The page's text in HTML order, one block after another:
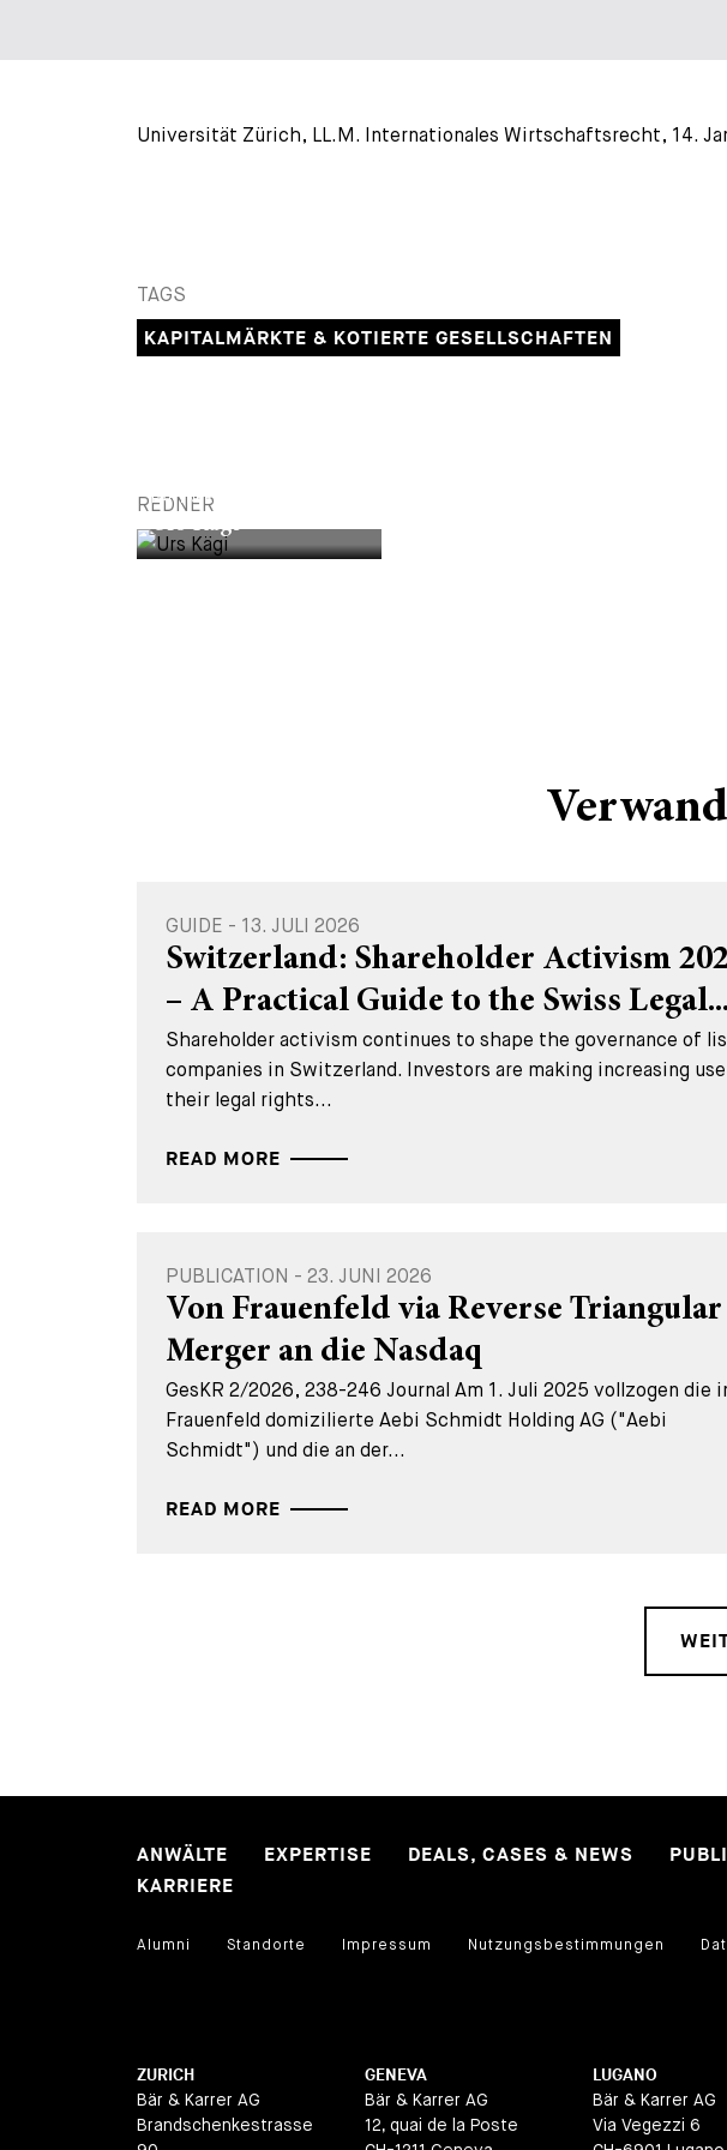
Universität Zürich, LL.M. Internationales Wirtschaftsrecht, 14.
TAGS
KAPITALMÄRKTE & KOTIERTE GESELLSCHAFTEN
REDNER
PARTNER
Urs Kägi
GUIDE - 13. JULI 2026
Switzerland: Shareholder Activism
– A Practical Guide to the Swiss Legal...
Shareholder activism continues to shape the governance of
companies in Switzerland. Investors are making increasing
their legal rights...
READ MORE
PUBLICATION - 23. JUNI 2026
Von Frauenfeld via Reverse Triangular
Merger an die Nasdaq
GesKR 2/2026, 238-246 Journal Am 1. Juli 2025 vollzogen die
Frauenfeld domizilierte Aebi Schmidt Holding AG ("Aebi
Schmidt") und die an der...
READ MORE
ANWÄLTE EXPERTISE DEALS, CASES & NEWS
KARRIERE
Alumni Standorte Impressum Nutzungsbestimmungen
ZURICH
Bär & Karrer AG
Brandschenkestrasse
GENEVA
Bär & Karrer AG
12, quai de la Poste
LUGANO
Bär & Karrer AG
Via Vegezzi 6